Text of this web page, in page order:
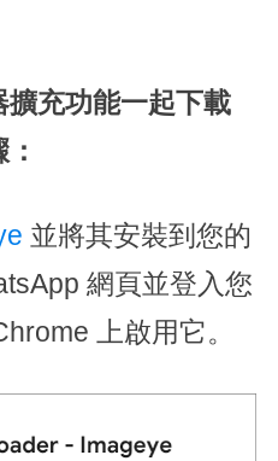
擴充功能一起下載
並將其安裝到您的
網頁並登入您
上啟用它。